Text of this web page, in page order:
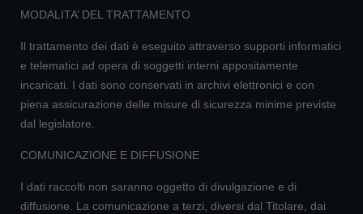
MODALITA’ DEL TRATTAMENTO
Il trattamento dei dati è eseguito attraverso supporti informatici
e telematici ad opera di soggetti interni appositamente
incaricati. I dati sono conservati in archivi elettronici e con
piena assicurazione delle misure di sicurezza minime previste
dal legislatore.
COMUNICAZIONE E DIFFUSIONE
I dati raccolti non saranno oggetto di divulgazione e di
diffusione. La comunicazione a terzi, diversi dal Titolare, dai